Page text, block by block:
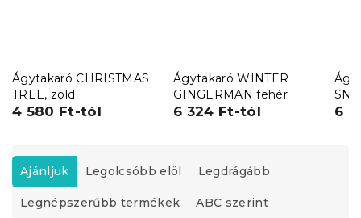
Ágytakaró CHRISTMAS
TREE, zöld
4 580 Ft-tól
Ágytakaró WINTER
GINGERMAN fehér
6 324 Ft-tól 6
T
e
r
m
Ajánljuk Legolcsóbb elöl Legdrágább
Legnépszerűbb termékek ABC szerint